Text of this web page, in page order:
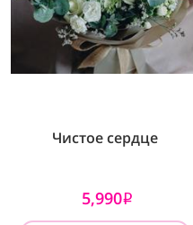
Чистое сердце
5,990i